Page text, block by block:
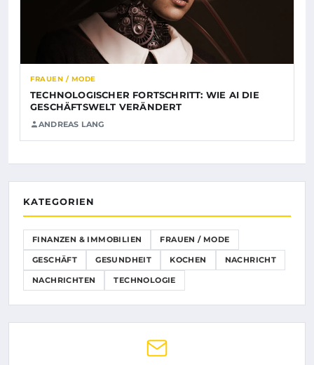
FRAUEN / MODE
TECHNOLOGISCHER FORTSCHRITT: WIE AI DIE
GESCHÄFTSWELT VERÄNDERT
ANDREAS LANG
KATEGORIEN
FINANZEN & IMMOBILIEN FRAUEN / MODE
GESCHÄFT GESUNDHEIT KOCHEN NACHRICHT
NACHRICHTEN TECHNOLOGIE